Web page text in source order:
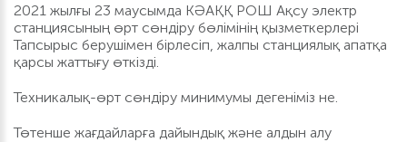
2021 жылғы 23 маусымда КӘАҚҚ РОШ Ақсу электр
станциясының өрт сөндіру бөлімінің қызметкерлері
Тапсырыс берушімен бірлесіп, жалпы станциялық апатқа
қарсы жаттығу өткізді.
Техникалық-өрт сөндіру минимумы дегеніміз не.
Төтенше жағдайларға дайындық және алдын алу